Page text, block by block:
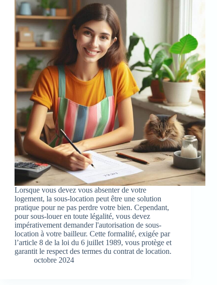
Lorsque vous devez vous absenter de votre
logement, la sous-location peut être une solution
pratique pour ne pas perdre votre bien. Cependant,
pour sous-louer en toute légalité, vous devez
impérativement demander l'autorisation de sous-
location à votre bailleur. Cette formalité, exigée par
l’article 8 de la loi du 6 juillet 1989, vous protège et
garantit le respect des termes du contrat de location.
octobre 2024